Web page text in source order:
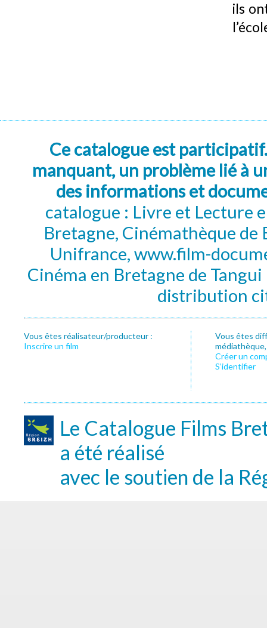
ils
Ce catalogue est
manquant, un problème lié à
des informations et
catalogue : Livre et Lecture
Bretagne, Cinémathèque de
Unifrance, www.film-
Cinéma en Bretagne de
distribution
Vous êtes réalisateur/producteur :
Inscrire un film
Vous êtes
Créer un
S’identifier
Le Catalogue Films
a été réalisé
avec le soutien de la